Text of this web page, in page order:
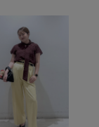
イエベ春
パンツ
シューズ